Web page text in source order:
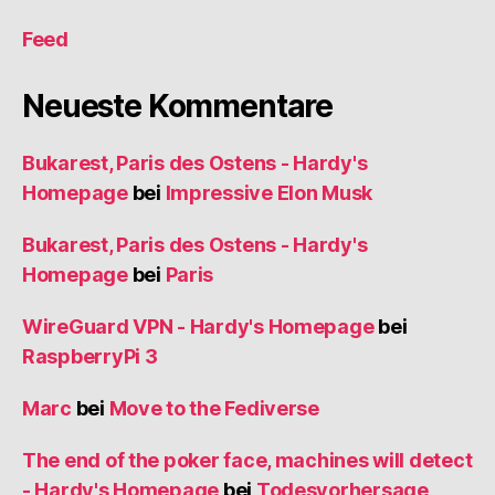
Feed
Neueste Kommentare
Bukarest, Paris des Ostens - Hardy's
Homepagebei Impressive Elon Musk
Bukarest, Paris des Ostens - Hardy's
Homepagebei Paris
WireGuard VPN - Hardy's Homepagebei
RaspberryPi 3
Marc bei Move to the Fediverse
The end of the poker face, machines will detect
- Hardy's Homepage bei Todesvorhersage